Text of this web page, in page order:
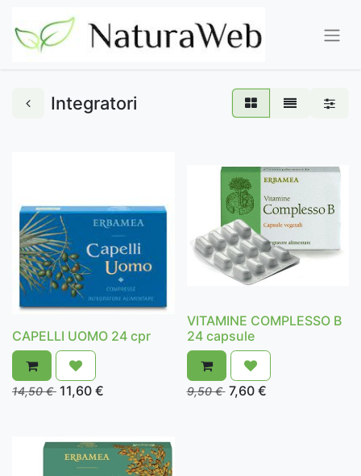
Integratori
CAPELLI UOMO 24 cpr
14,50€ 11,60 €
VITAMINE COMPLESSO B
24 capsule
9,50€ 7,60€